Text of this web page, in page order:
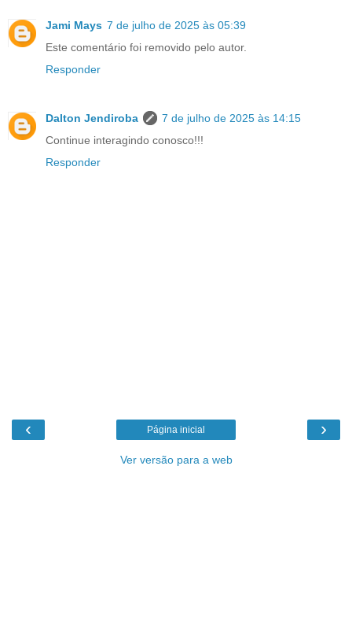
Jami Mays 7 de julho de 2025 às 05:39
Este comentário foi removido pelo autor.
Responder
Dalton Jendiroba
7 de julho de 2025 às 14:15
Continue interagindo conosco!!!
Responder
‹ ›
Página inicial
Ver versão para a web